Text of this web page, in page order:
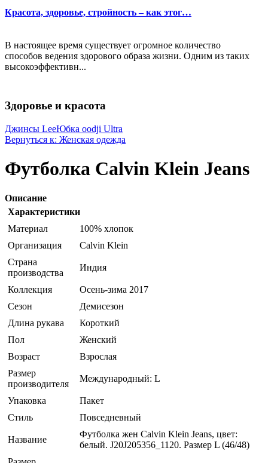
Красота, здоровье, стройность – как этог…
В настоящее время существует огромное количество
способов ведения здорового образа жизни. Одним из таких
высокоэффективн...
Здоровье и красота
Джинсы LeeЮбка oodji Ultra
Вернуться к: Женская одежда
Футболка Calvin Klein Jeans
Описание
Характеристики
Материал
100% хлопок
Организация
Calvin Klein
Страна
производства
Индия
Коллекция
Осень-зима 2017
Сезон
Демисезон
Длина рукава
Короткий
Пол
Женский
Возраст
Взрослая
Размер
производителя
Международный: L
Упаковка
Пакет
Стиль
Повседневный
Название
Футболка жен Calvin Klein Jeans, цвет:
белый. J20J205356_1120. Размер L (46/48)